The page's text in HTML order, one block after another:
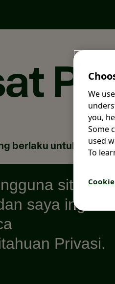
berlaku untuk Anda:
situs
saya ingin
Privasi.
We
you,
Some
used
To